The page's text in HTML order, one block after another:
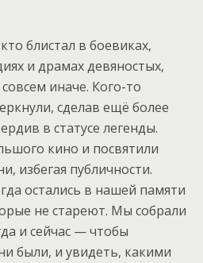
блистал в боевиках,
и драмах девяностых,
иначе. Кого-то
сделав ещё более
в статусе легенды.
кино и посвятили
избегая публичности.
остались в нашей памяти
не стареют. Мы собрали
и сейчас — чтобы
были, и увидеть, какими